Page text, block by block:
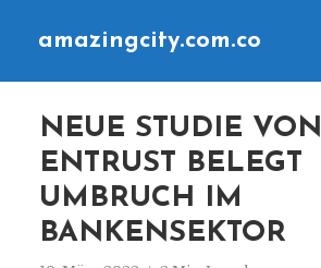
amazingcity.com.co
NEUE STUDIE VON
ENTRUST BELEGT
UMBRUCH IM
BANKENSEKTOR